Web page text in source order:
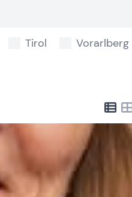
Tirol Vorarlberg